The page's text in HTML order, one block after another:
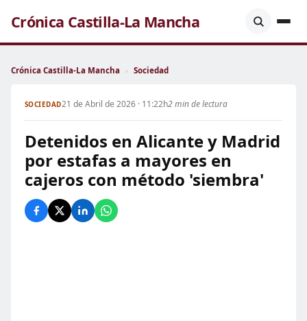
Crónica Castilla-La Mancha
Crónica Castilla-La Mancha › Sociedad
SOCIEDAD21 de Abril de 2026 · 11:22h2 min de lectura
Detenidos en Alicante y Madrid
por estafas a mayores en
cajeros con método 'siembra'